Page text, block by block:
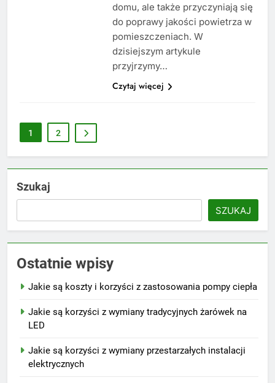
domu, ale także przyczyniają się
do poprawy jakości powietrza w
pomieszczeniach. W
dzisiejszym artykule
przyjrzymy…
Czytaj więcej
1 2
Szukaj
SZUKAJ
Ostatnie wpisy
Jakie są koszty i korzyści z zastosowania pompy ciepła
Jakie są korzyści z wymiany tradycyjnych żarówek na
LED
Jakie są korzyści z wymiany przestarzałych instalacji
elektrycznych